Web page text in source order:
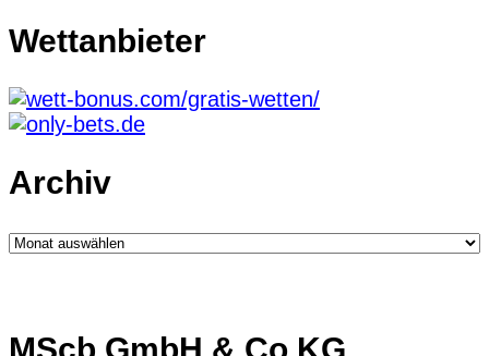
Wettanbieter
Archiv
Archiv
MScb GmbH & Co.KG